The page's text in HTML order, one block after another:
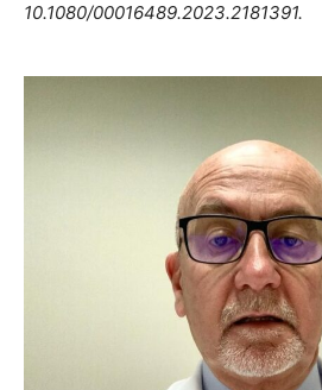
10.1080/00016489.2023.2181391.